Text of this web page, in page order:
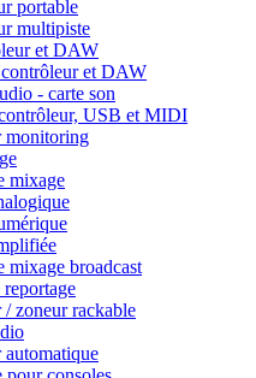
portable
multipiste
et DAW
et DAW
- carte son
USB et MIDI
monitoring
mixage
mixage broadcast
zoneur rackable